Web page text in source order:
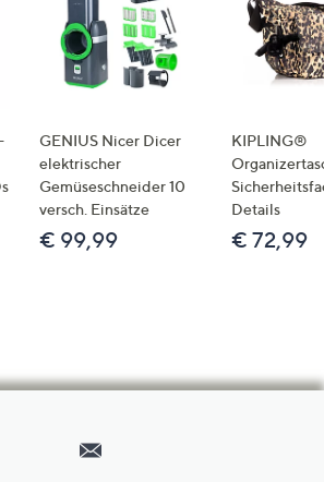
GENIUS Nicer Dicer
elektrischer
Gemüseschneider 10
versch. Einsätze
€ 99,99
KIPLING®
Details
€ 72,99